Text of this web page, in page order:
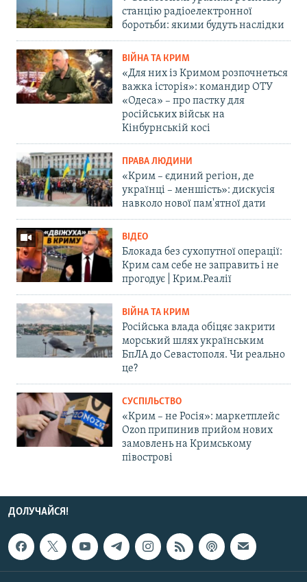
станцію радіоелектронної
боротьби: якими будуть наслідки
ВІЙНА ТА КРИМ
«Для них із Кримом розпочнеться
важка історія»: командир ОТУ
«Одеса» – про пастку для
російських військ на
Кінбурнській косі
ПРАВА ЛЮДИНИ
«Крим – єдиний регіон, де
українці – меншість»: дискусія
навколо нової пам'ятної дати
ВІДЕО
Блокада без сухопутної операції:
Крим сам себе не заправить і не
прогодує | Крим.Реалії
ВІЙНА ТА КРИМ
Російська влада обіцяє закрити
морський шлях українським
БпЛА до Севастополя. Чи реально
це?
СУСПІЛЬСТВО
«Крим – не Росія»: маркетплейс
Ozon припинив прийом нових
замовлень на Кримському
півострові
ДОЛУЧАЙСЯ!